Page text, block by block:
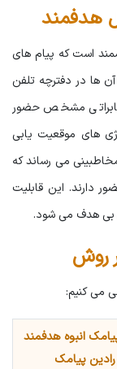
هدفمند
است که پیام های
ها در دفترچه تلفن
مشخص حضور
های موقعیت یابی
می رساند که
دارند. این قابلیت
بی هدف می شود.
روش
می کنیم:
انبوه هدفمند
پیامک